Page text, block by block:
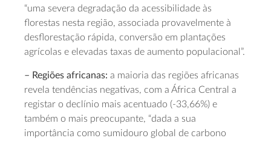
“uma severa degradação da acessibilidade às
florestas nesta região, associada provavelmente à
desflorestação rápida, conversão em plantações
agrícolas e elevadas taxas de aumento populacional”.
– Regiões africanas: a maioria das regiões africanas
revela tendências negativas, com a África Central a
registar o declínio mais acentuado (-33,66%) e
também o mais preocupante, “dada a sua
importância como sumidouro global de carbono